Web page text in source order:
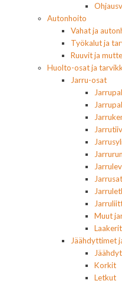
Autonhoito
Vahat ja
Työkalut ja
Ruuvit ja
Huolto-osat ja
Jarru-osat
Muut
Jäähdyttimet
Korkit
Letkut